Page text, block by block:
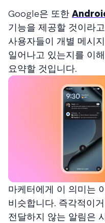
Google은 또한
기능을 제공할 것이라
사용자들이 개별 메시
일어나고 있는지를 이
요약할 것입니다.
마케터에게 이 의미는
비슷합니다. 즉각적이
전달하지 않는 알림은